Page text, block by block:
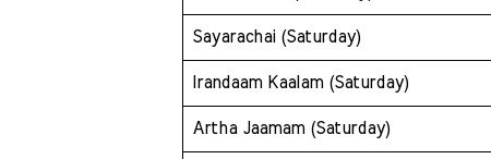
Sayarachai (Saturday)
Irandaam Kaalam (Saturday)
Artha Jaamam (Saturday)